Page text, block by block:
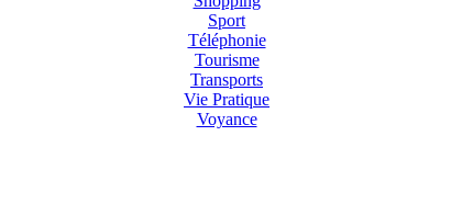
Sport
Téléphonie
Tourisme
Transports
Vie Pratique
Voyance